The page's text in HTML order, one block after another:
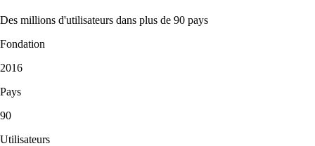
Des millions d'utilisateurs dans plus de 90 pays
Fondation
2016
Pays
90
Utilisateurs